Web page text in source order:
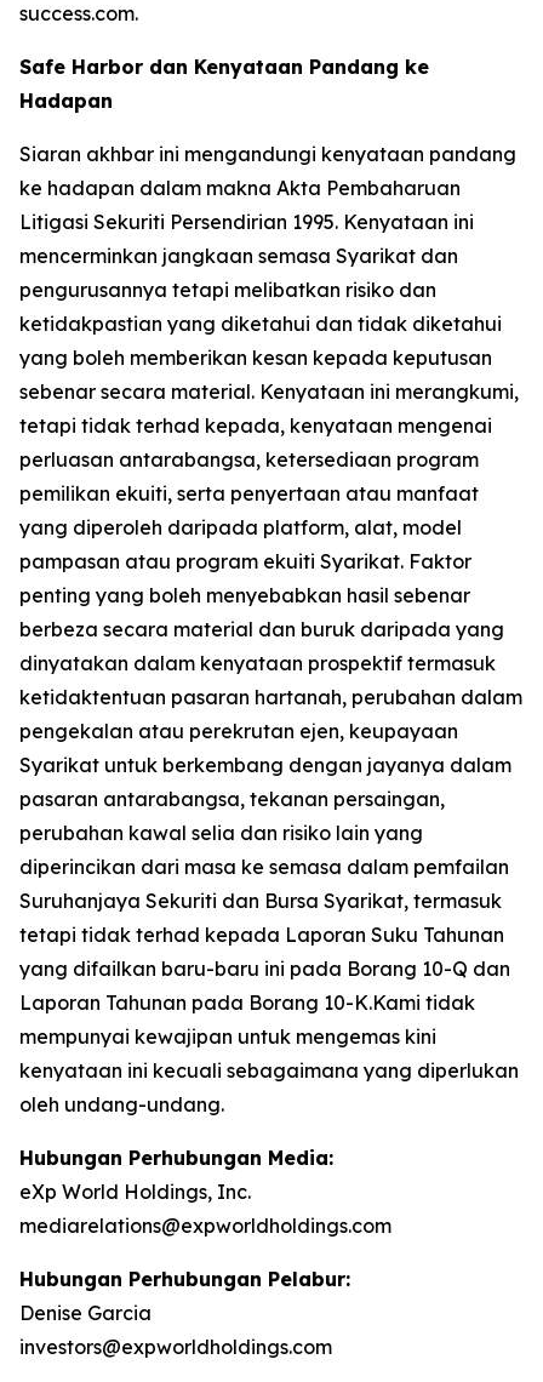
success.com.
Safe Harbor dan Kenyataan Pandang ke
Hadapan
Siaran akhbar ini mengandungi kenyataan pandang
ke hadapan dalam makna Akta Pembaharuan
Litigasi Sekuriti Persendirian 1995. Kenyataan ini
mencerminkan jangkaan semasa Syarikat dan
pengurusannya tetapi melibatkan risiko dan
ketidakpastian yang diketahui dan tidak diketahui
yang boleh memberikan kesan kepada keputusan
sebenar secara material. Kenyataan ini merangkumi,
tetapi tidak terhad kepada, kenyataan mengenai
perluasan antarabangsa, ketersediaan program
pemilikan ekuiti, serta penyertaan atau manfaat
yang diperoleh daripada platform, alat, model
pampasan atau program ekuiti Syarikat. Faktor
penting yang boleh menyebabkan hasil sebenar
berbeza secara material dan buruk daripada yang
dinyatakan dalam kenyataan prospektif termasuk
ketidaktentuan pasaran hartanah, perubahan dalam
pengekalan atau perekrutan ejen, keupayaan
Syarikat untuk berkembang dengan jayanya dalam
pasaran antarabangsa, tekanan persaingan,
perubahan kawal selia dan risiko lain yang
diperincikan dari masa ke semasa dalam pemfailan
Suruhanjaya Sekuriti dan Bursa Syarikat, termasuk
tetapi tidak terhad kepada Laporan Suku Tahunan
yang difailkan baru-baru ini pada Borang 10-Q dan
Laporan Tahunan pada Borang 10-K.Kami tidak
mempunyai kewajipan untuk mengemas kini
kenyataan ini kecuali sebagaimana yang diperlukan
oleh undang-undang.
Hubungan Perhubungan Media:
eXp World Holdings, Inc.
mediarelations@expworldholdings.com
Hubungan Perhubungan Pelabur:
Denise Garcia
investors@expworldholdings.com